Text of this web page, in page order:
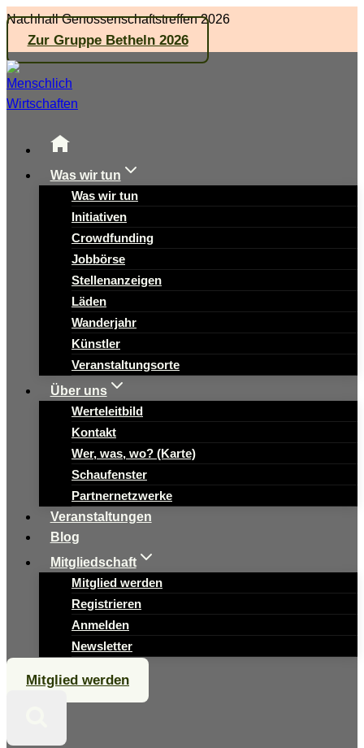
Zum
Inhalt
springen
Nachhall Genossenschaftstreffen 2026
Zur Gruppe Betheln 2026
Was wir tun
Was wir tun
Initiativen
Crowdfunding
Jobbörse
Stellenanzeigen
Läden
Wanderjahr
Künstler
Veranstaltungsorte
Über uns
Werteleitbild
Kontakt
Wer, was, wo? (Karte)
Schaufenster
Partnernetzwerke
Veranstaltungen
Blog
Mitgliedschaft
Mitglied werden
Registrieren
Anmelden
Newsletter
Mitglied werden